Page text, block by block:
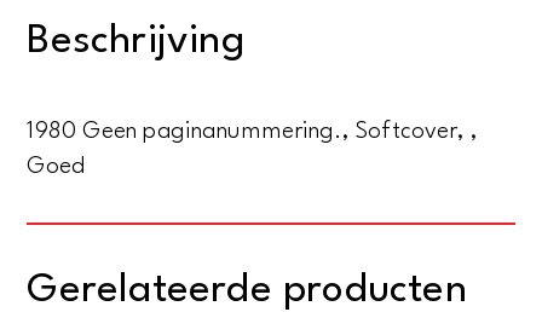
Beschrijving
1980 Geen paginanummering., Softcover, ,
Goed
Gerelateerde producten